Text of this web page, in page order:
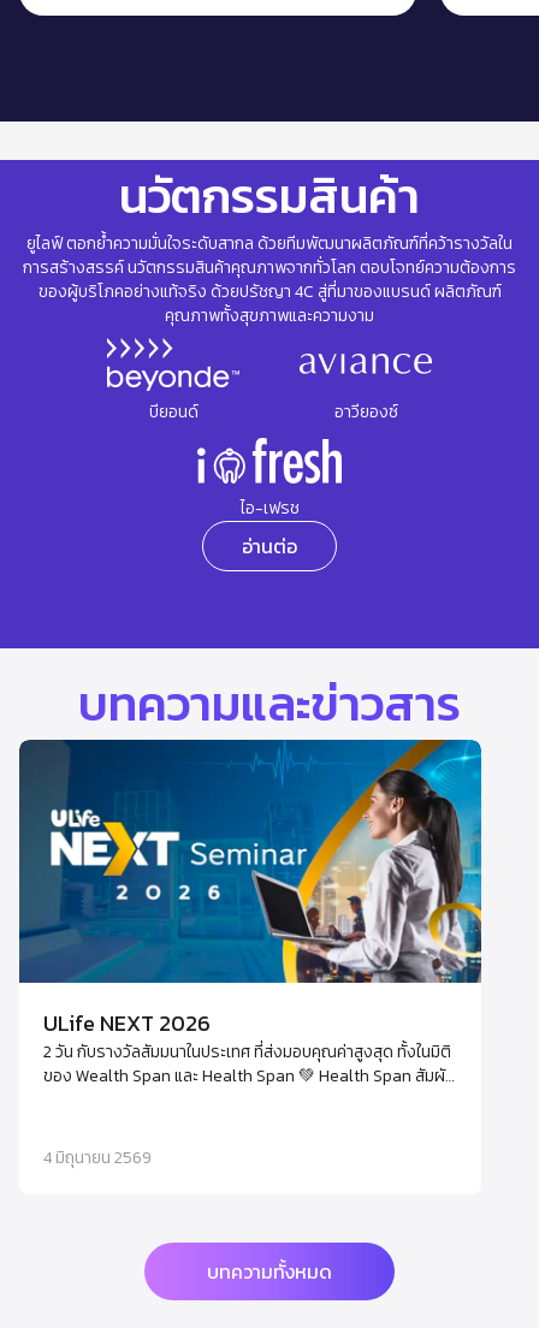
นวัตกรรมสินค้า
ยูไลฟ์ ตอกย้ำความมั่นใจระดับสากล ด้วยทีมพัฒนาผลิตภัณฑ์ที่คว้ารางวัลใน
การสร้างสรรค์ นวัตกรรมสินค้าคุณภาพจากทั่วโลก ตอบโจทย์ความต้องการ
ของผู้บริโภคอย่างแท้จริง ด้วยปรัชญา 4C สู่ที่มาของแบรนด์ ผลิตภัณฑ์
คุณภาพทั้งสุขภาพและความงาม
บียอนด์ อาวียองซ์
ไอ-เฟรช
อ่านต่อ
ULife NEXT 2026
2 วัน กับรางวัลสัมมนาในประเทศ ที่ส่งมอบคุณค่าสูงสุด ทั้งในมิติ
ของ Wealth Span และ Health Span 💚 Health Span สัมผัส
Wealth Span เปิดมุมมองธุรกิจในโลกยุคใหม่ มองเห็นโอกาส
ของ “วันนี้” และ “อนาคต” พร้อมเรียนรู้กลยุทธ์การเติบโต เพื่อ
4 มิถุนายน 2569
บทความทั้งหมด